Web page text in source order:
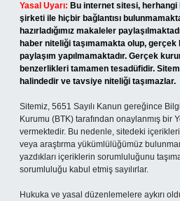
Yasal Uyarı: Bu internet sitesi,
şirketi ile hiçbir bağlantısı
hazırladığımız makaleler
haber niteliği taşımamakta olup,
paylaşım yapılmamaktadır. Gerçek
benzerlikleri tamamen tesadüfidir.
halindedir ve tavsiye niteliği taşımazlar.
Sitemiz, 5651 Sayılı Kanun gereğince
Kurumu (BTK) tarafından onaylanmış bir
vermektedir. Bu nedenle, sitedeki
veya araştırma yükümlülüğümüz
yazdıkları içeriklerin sorumluluğunu
sorumluluğu kabul etmiş sayılırlar.
Hukuka ve yasal düzenlemelere aykırı